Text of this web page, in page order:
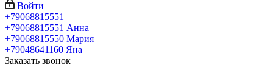
Войти
+79068815551
+79068815551 Анна
+79068815550 Мария
+79048641160 Яна
Заказать звонок